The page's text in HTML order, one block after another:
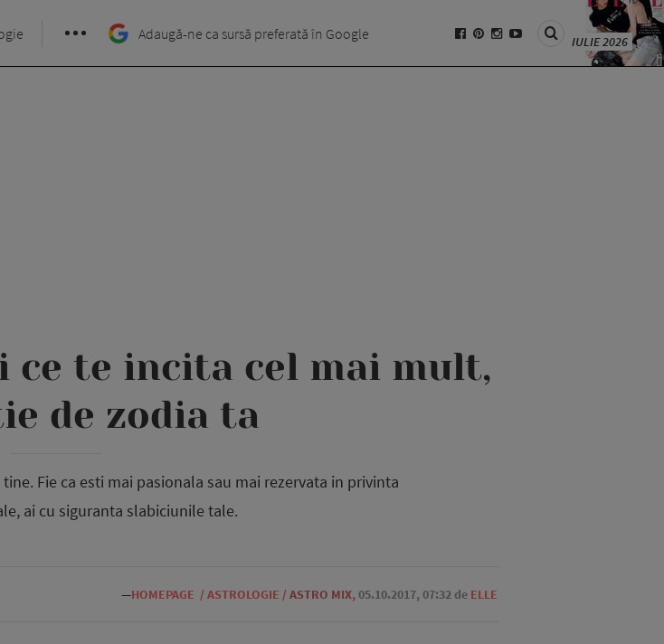
Adaugă-ne ca sursă preferată în Google IULIE 2026
ce te incita cel mai mult,
de zodia ta
Fie ca esti mai pasionala sau mai rezervata in privinta
ai cu siguranta slabiciunile tale.
—HOMEPAGE / ASTROLOGIE / ASTRO MIX,05.10.2017, 07:32 de ELLE